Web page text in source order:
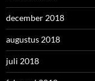
december 2018
augustus 2018
juli 2018